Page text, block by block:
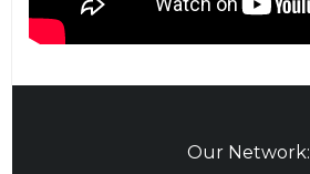
Our Network: